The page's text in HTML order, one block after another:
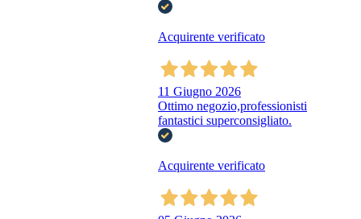
Acquirente verificato
11 Giugno 2026
Ottimo negozio,professionisti
fantastici superconsigliato.
Acquirente verificato